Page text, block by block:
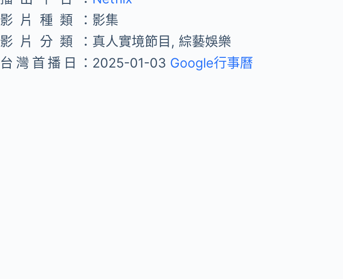
影片種類： 影集
影片分類： 真人實境節目, 綜藝娛樂
台灣首播日： 2025-01-03 Google行事曆